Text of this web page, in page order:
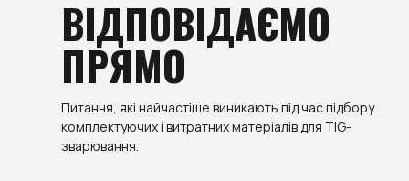
ВІДПОВІДАЄМО
ПРЯМО
Питання, які найчастіше виникають під час підбору
комплектуючих і витратних матеріалів для TIG-
зварювання.